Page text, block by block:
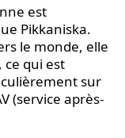
est
Pikkaniska.
le monde, elle
qui est
sur
(service après-